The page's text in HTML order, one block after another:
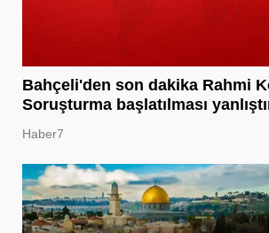
Bahçeli'den son dakika Rahmi
Soruşturma başlatılması
Haber7